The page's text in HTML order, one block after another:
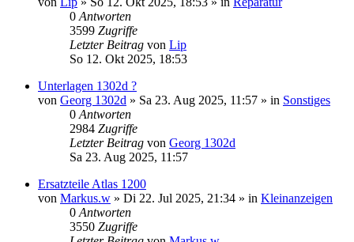
0 Antworten
3599 Zugriffe
Letzter Beitrag von Lip
So 12. Okt 2025, 18:53
Unterlagen 1302d ?
von Georg 1302d » Sa 23. Aug 2025, 11:57 » in Sonstiges
0 Antworten
2984 Zugriffe
Letzter Beitrag von Georg 1302d
Sa 23. Aug 2025, 11:57
Ersatzteile Atlas 1200
von Markus.w » Di 22. Jul 2025, 21:34 » in Kleinanzeigen
0 Antworten
3550 Zugriffe